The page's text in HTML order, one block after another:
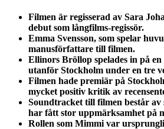
Filmen är regisserad av Sara
debut som långfilms-regissör.
Emma Svensson, som spelar
manusförfattare till filmen.
Ellinors Bröllop spelades in på
utanför Stockholm under en tre
Filmen hade premiär på
mycket positiv kritik av
Soundtracket till filmen består av
har fått stor uppmärksamhet på
Rollen som Mimmi var